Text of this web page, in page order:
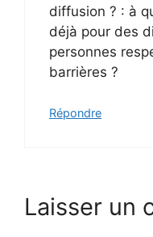
diffusion ? : à
déjà pour des
personnes
barrières ?
Répondre
Laisser un